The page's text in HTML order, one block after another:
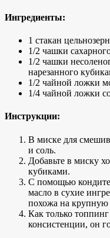
Ингредиенты:
1 стакан
1/2 чашки
1/2 чашки
нарезанного
1/2 чайной ложки
1/4 чайной ложки
Инструкции:
В миске для
и соль.
Добавьте в миску
кубиками.
С помощью
масло в сухие
похожа на крупную
Как только
консистенции, он